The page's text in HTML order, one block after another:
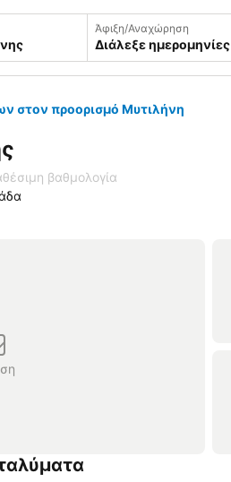
Άφιξη/Αναχώρηση
Διάλεξε ημερομηνίες
στον προορισμό Μυτιλήνη
βαθμολογία